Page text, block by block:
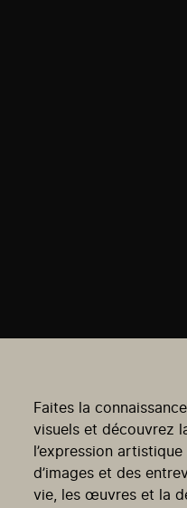
Faites la
visuels et découvrez
l’expression
d’images et des
vie, les œuvres et la